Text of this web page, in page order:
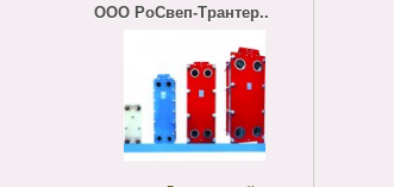
ООО РоСвеп-Трантер..